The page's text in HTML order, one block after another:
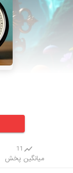
11
میانگین پخش